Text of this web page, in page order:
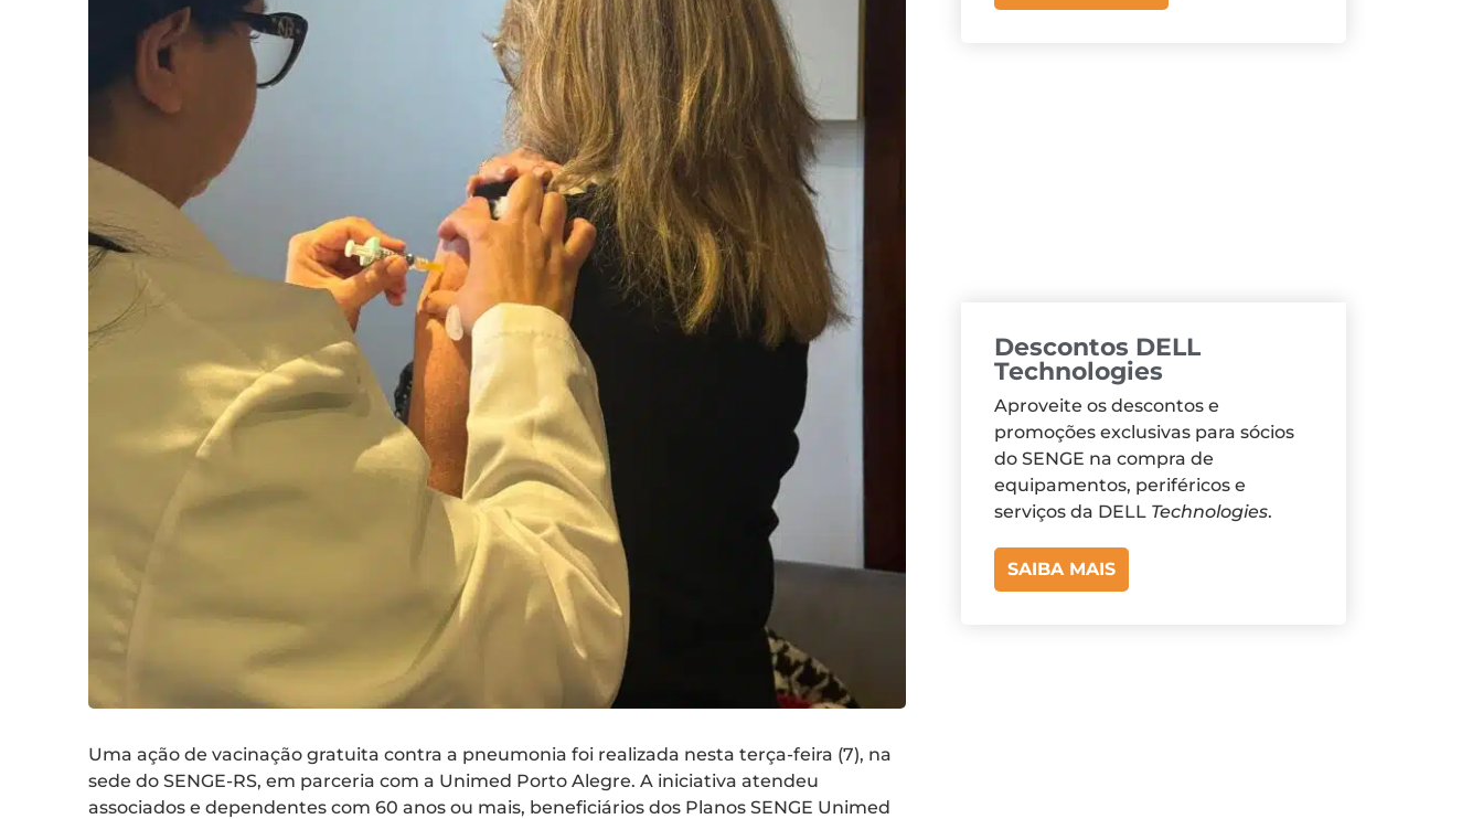
Uma ação de vacinação gratuita contra a pneumonia foi realizada nesta terça-feira (7), na
sede do SENGE-RS, em parceria com a Unimed Porto Alegre. A iniciativa atendeu
associados e dependentes com 60 anos ou mais, beneficiários dos Planos SENGE Unimed
Descontos DELL
Technologies
Aproveite os descontos e
promoções exclusivas para sócios
do SENGE na compra de
equipamentos, periféricos e
serviços da DELL Technologies.
SAIBA MAIS